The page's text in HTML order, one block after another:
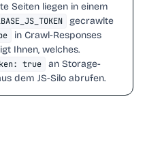
Seiten liegen in einem
gecrawlte
in Crawl-Responses
Ihnen, welches.
true
an Storage-
dem JS-Silo abrufen.